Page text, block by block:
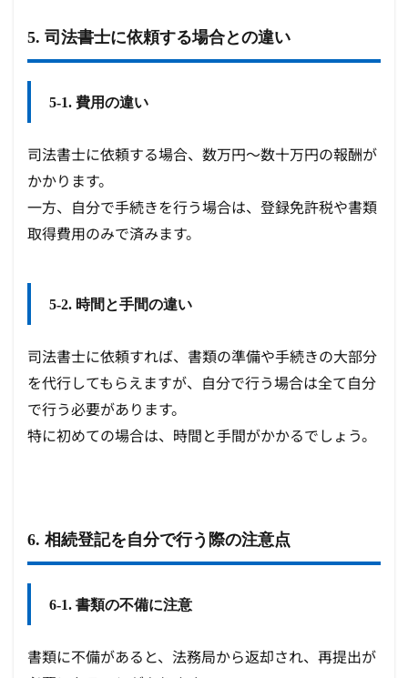
5. 司法書士に依頼する場合との違い
5-1. 費用の違い
司法書士に依頼する場合、数万円〜数十万円の報酬が
かかります。
一方、自分で手続きを行う場合は、登録免許税や書類
取得費用のみで済みます。
5-2. 時間と手間の違い
司法書士に依頼すれば、書類の準備や手続きの大部分
を代行してもらえますが、自分で行う場合は全て自分
で行う必要があります。
特に初めての場合は、時間と手間がかかるでしょう。
6. 相続登記を自分で行う際の注意点
6-1. 書類の不備に注意
書類に不備があると、法務局から返却され、再提出が